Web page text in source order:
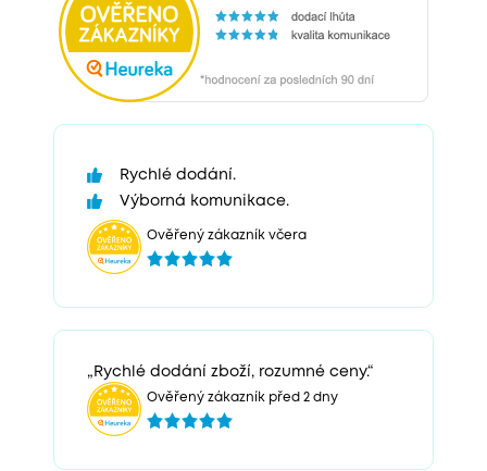
Rychlé dodání.
Výborná komunikace.
Ověřený zákazník včera
„Rychlé dodání zboží, rozumné ceny.“
Ověřený zákazník před 2 dny